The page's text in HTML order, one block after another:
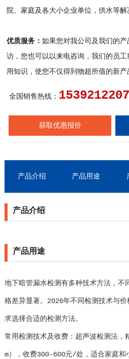
院、家庭及各大小企业单位，供水等解
优质服务：如果您对我公司及我们的
访，您也可以以来电咨询，我们的员
用知识，使您不仅得到物超所值的新产
全国销售热线：
获取优惠报价
产品介绍 产品用途
产品介绍
产品用途
地下暗管漏水检测有多种技术方法，不
格差异显著。2026年不同检测技术与
求选择合适的检测方法。
常用检测技术及收费：超声波检测法，
m），收费300-600元/处，适合家庭和